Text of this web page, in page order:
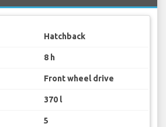
Hatchback
8 h
Front wheel drive
370 l
5